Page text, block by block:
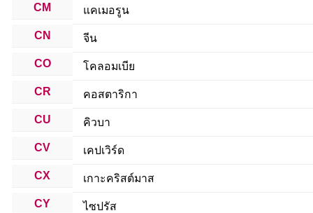
CM แคเมอรูน
CN จีน
CO โคลอมเบีย
CR คอสตาริกา
CU คิวบา
CV เคปเวิร์ด
CX เกาะคริสต์มาส
CY ไซปรัส